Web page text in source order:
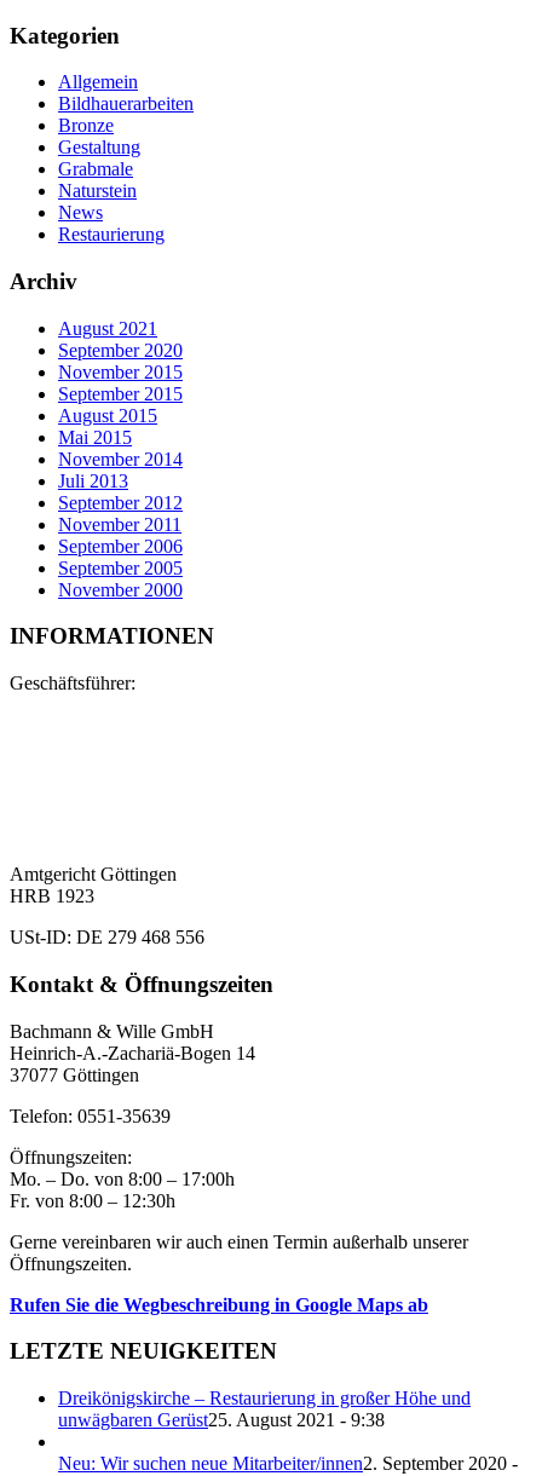
Kategorien
Allgemein
Bildhauerarbeiten
Bronze
Gestaltung
Grabmale
Naturstein
News
Restaurierung
Archiv
August 2021
September 2020
November 2015
September 2015
August 2015
Mai 2015
November 2014
Juli 2013
September 2012
November 2011
September 2006
September 2005
November 2000
INFORMATIONEN
Geschäftsführer:
Amtgericht Göttingen
HRB 1923
USt-ID: DE 279 468 556
Kontakt & Öffnungszeiten
Bachmann & Wille GmbH
Heinrich-A.-Zachariä-Bogen 14
37077 Göttingen
Telefon: 0551-35639
Öffnungszeiten:
Mo. – Do. von 8:00 – 17:00h
Fr. von 8:00 – 12:30h
Gerne vereinbaren wir auch einen Termin außerhalb unserer
Öffnungszeiten.
Rufen Sie die Wegbeschreibung in Google Maps ab
LETZTE NEUIGKEITEN
Dreikönigskirche – Restaurierung in großer Höhe und
unwägbaren Gerüst25. August 2021 - 9:38
Neu: Wir suchen neue Mitarbeiter/innen2. September 2020 -